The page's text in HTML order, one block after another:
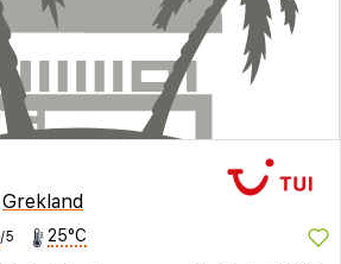
Grekland
/5 25°C